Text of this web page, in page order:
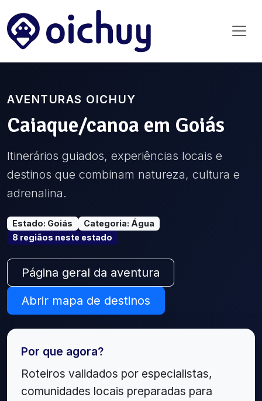
AVENTURAS OICHUY
Caiaque/canoa em Goiás
Itinerários guiados, experiências locais e
destinos que combinam natureza, cultura e
adrenalina.
Estado: Goiás Categoria: Água
8 regiãos neste estado
Página geral da aventura
Abrir mapa de destinos
Por que agora?
Roteiros validados por especialistas,
comunidades locais preparadas para